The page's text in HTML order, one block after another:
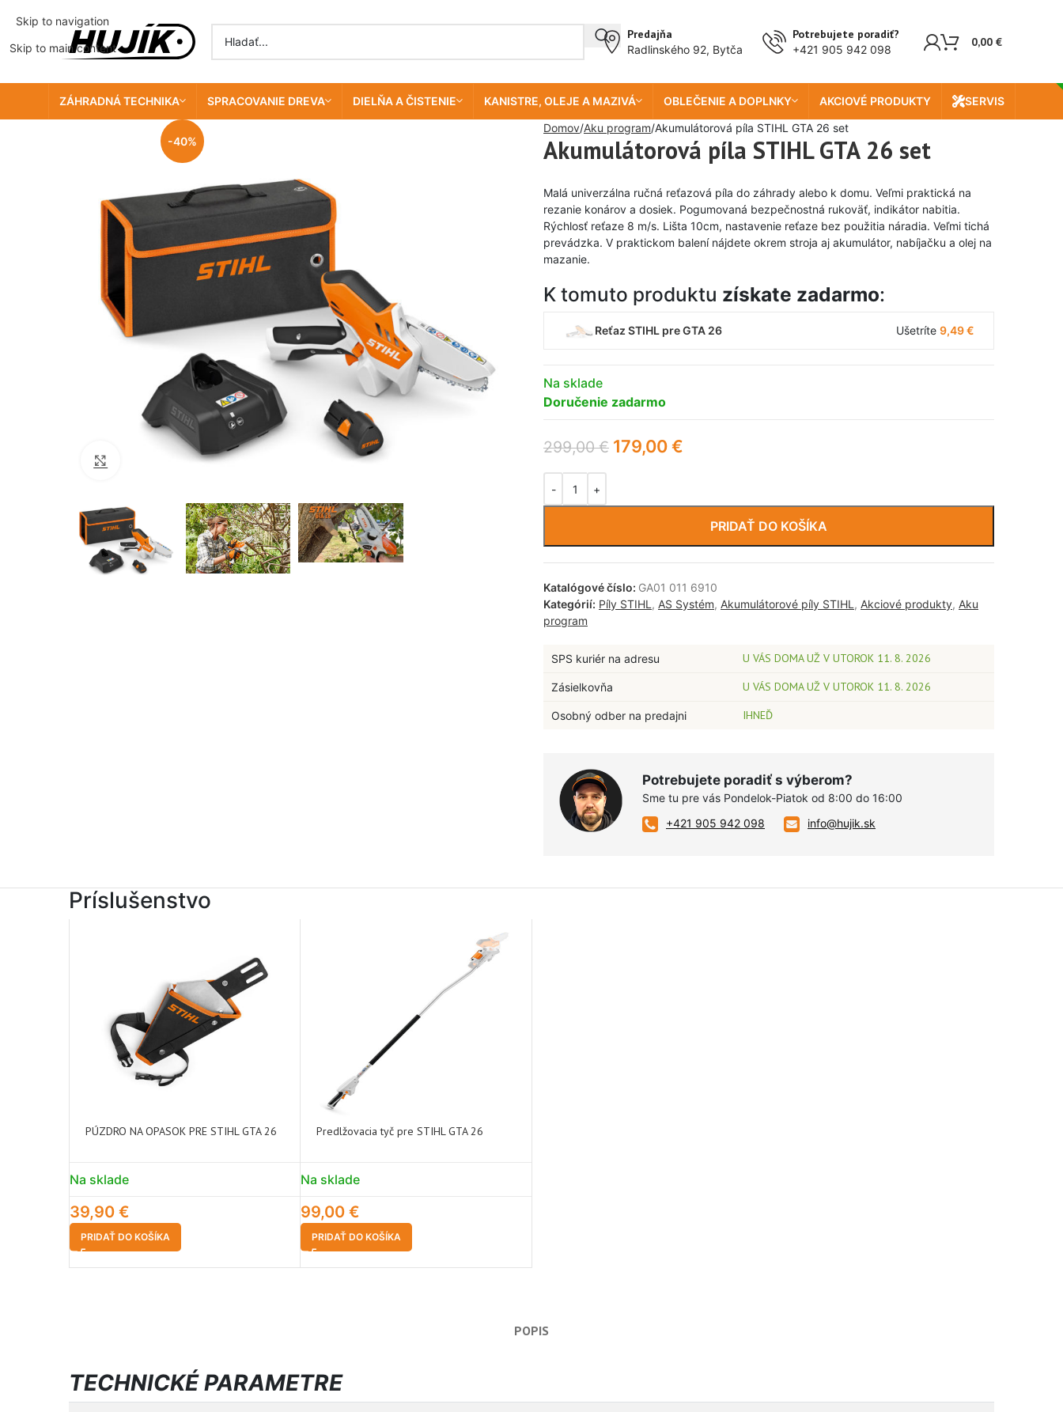
Skip to navigation
Skip to main content
Predajňa
Radlinského 92, Bytča
Potrebujete poradiť?
+421 905 942 098
0,00 €
ZÁHRADNÁ TECHNIKA SPRACOVANIE DREVA DIELŇA A ČISTENIE KANISTRE, OLEJE A MAZIVÁ OBLEČENIE A DOPLNKY AKCIOVÉ PRODUKTY SERVIS
Doprava
-40%
Click to enlarge
Domov Aku program Akumulátorová píla STIHL GTA 26 set
Akumulátorová píla STIHL GTA 26 set
Malá univerzálna ručná reťazová píla do záhrady alebo k domu. Veľmi praktická na
rezanie konárov a dosiek. Pogumovaná bezpečnostná rukoväť, indikátor nabitia.
Rýchlosť reťaze 8 m/s. Lišta 10cm, nastavenie reťaze bez použitia náradia. Veľmi tichá
prevádzka. V praktickom balení nájdete okrem stroja aj akumulátor, nabíjačku a olej na
mazanie.
K tomuto produktu získate zadarmo:
Reťaz STIHL pre GTA 26 Ušetríte 9,49€
Na sklade
Doručenie zadarmo
299,00€ 179,00€
PRIDAŤ DO KOŠÍKA
Katalógové číslo: GA01 011 6910
Kategórií: Píly STIHL , AS Systém, Akumulátorové píly STIHL , Akciové produkty, Aku
program
SPS kuriér na adresu U VÁS DOMA UŽ V UTOROK 11. 8. 2026
Zásielkovňa U VÁS DOMA UŽ V UTOROK 11. 8. 2026
Osobný odber na predajni IHNEĎ
Potrebujete poradiť s výberom?
Sme tu pre vás Pondelok-Piatok od 8:00 do 16:00
+421 905 942 098
info@hujik.sk
Príslušenstvo
PÚZDRO NA OPASOK PRE STIHL GTA 26
Na sklade
39,90 €
PRIDAŤ DO KOŠÍKA
Predlžovacia tyč pre STIHL GTA 26
Na sklade
99,00€
PRIDAŤ DO KOŠÍKA
POPIS
TECHNICKÉ PARAMETRE